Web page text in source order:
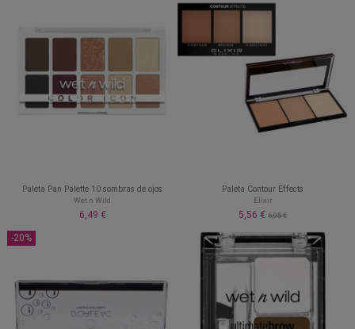
Paleta Pan Palette 10 sombras de ojos
Wet n Wild
6,49 €
Paleta Contour Effects
Elixir
5,56 € 6,95 €
-20%